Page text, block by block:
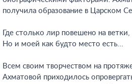
получила образование в Царском
Где столько лир повешено на ветки,
Но и моей как будто место есть...
Всем своим творчеством на
Ахматовой приходилось